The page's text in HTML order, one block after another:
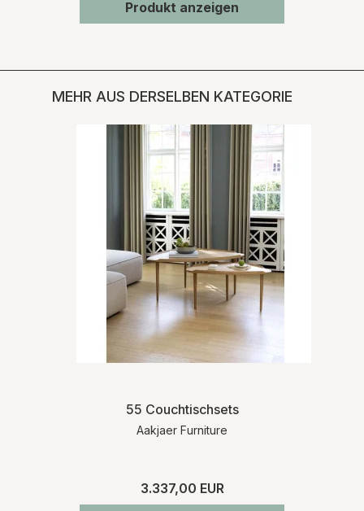
Produkt anzeigen
MEHR AUS DERSELBEN KATEGORIE
55 Couchtischsets
Aakjaer Furniture
3.337,00 EUR